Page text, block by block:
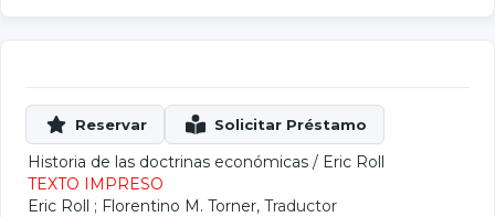
Historia de las doctrinas económicas / Eric Roll
TEXTO IMPRESO
Eric Roll ; Florentino M. Torner, Traductor